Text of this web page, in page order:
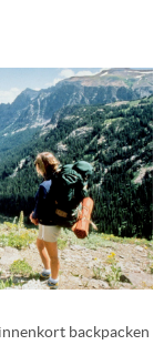
backpacken